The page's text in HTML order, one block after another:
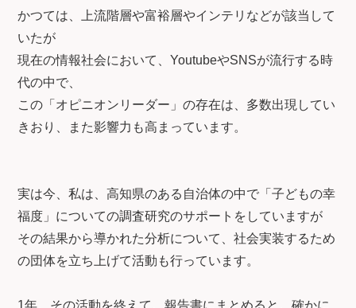
かつては、上流階層や富裕層やインテリなどが該当して
いたが
現在の情報社会において、YoutubeやSNSが流行する時
代の中で、
この「オピニオンリーダー」の存在は、多数出現してい
きおり、また影響力も高まっています。
実は今、私は、高知県のある自治体の中で「子どもの幸
福度」についての調査研究のサポートをしていますが
その結果から導かれた分析について、社会実装するため
の団体を立ち上げて活動も行っています。
1年、その活動を終えて、報告書にまとめると、確かに